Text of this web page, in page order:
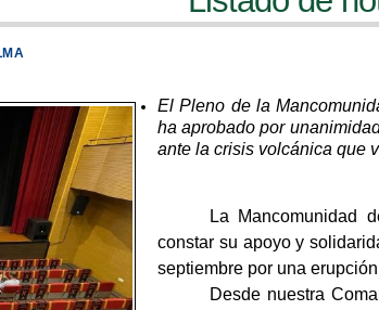
El Pleno de la
ha aprobado por
ante la crisis volcánica que
La Mancomunidad
constar su apoyo y
septiembre por una
Desde nuestra